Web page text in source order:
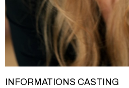
INFORMATIONS CASTING